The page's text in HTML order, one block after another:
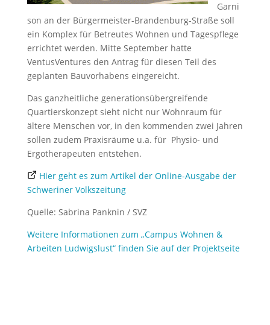
Garni
son an der Bürgermeister-Brandenburg-Straße soll
ein Komplex für Betreutes Wohnen und Tagespflege
errichtet werden. Mitte September hatte
VentusVentures den Antrag für diesen Teil des
geplanten Bauvorhabens eingereicht.
Das ganzheitliche generationsübergreifende
Quartierskonzept sieht nicht nur Wohnraum für
ältere Menschen vor, in den kommenden zwei Jahren
sollen zudem Praxisräume u.a. für Physio- und
Ergotherapeuten entstehen.
Hier geht es zum Artikel der Online-Ausgabe der
Schweriner Volkszeitung
Quelle: Sabrina Panknin / SVZ
Weitere Informationen zum „Campus Wohnen &
Arbeiten Ludwigslust“ finden Sie auf der Projektseite